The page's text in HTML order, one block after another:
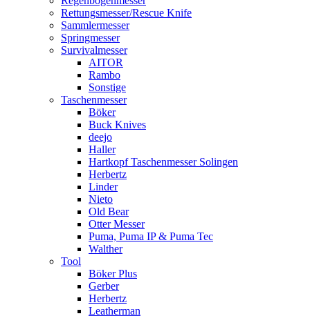
Rettungsmesser/Rescue Knife
Sammlermesser
Springmesser
Survivalmesser
AITOR
Rambo
Sonstige
Taschenmesser
Böker
Buck Knives
deejo
Haller
Hartkopf Taschenmesser Solingen
Herbertz
Linder
Nieto
Old Bear
Otter Messer
Puma, Puma IP & Puma Tec
Walther
Tool
Böker Plus
Gerber
Herbertz
Leatherman